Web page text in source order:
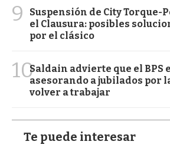
9
Suspensión de City Torque-
el Clausura: posibles
por el clásico
10Saldain advierte que el BPS
asesorando a jubilados por
volver a trabajar
Te puede interesar